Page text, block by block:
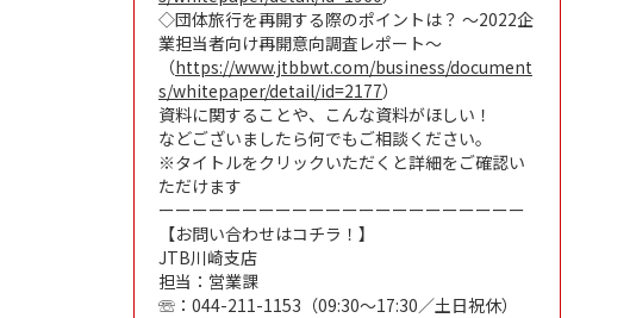
◇団体旅行を再開する際のポイントは？ ～2022企
業担当者向け再開意向調査レポート～
（https://www.jtbbwt.com/business/document
s/whitepaper/detail/id=2177）
資料に関することや、こんな資料がほしい！
などございましたら何でもご相談ください。
※タイトルをクリックいただくと詳細をご確認い
ただけます
ーーーーーーーーーーーーーーーーーーーーーー
【お問い合わせはコチラ！】
JTB川崎支店
担当：営業課
☏：044-211-1153（09:30～17:30／土日祝休）